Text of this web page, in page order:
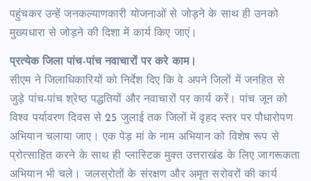
पहुंचकर उन्हें जनकल्याणकारी योजनाओं से जोड़ने के साथ ही उनको
मुख्यधारा से जोड़ने की दिशा में कार्य किए जाएं।
प्रत्येक जिला पांच-पांच नवाचारों पर करे काम।
सीएम ने जिलाधिकारियों को निर्देश दिए कि वे अपने जिलों में जनहित से
जुड़े पांच-पांच श्रेष्ठ पद्धतियों और नवाचारों पर कार्य करें। पांच जून को
विश्व पर्यावरण दिवस से 25 जुलाई तक जिलों में वृहद स्तर पर पौधारोपण
अभियान चलाया जाए। एक पेड़ मां के नाम अभियान को विशेष रूप से
प्रोत्साहित करने के साथ ही प्लास्टिक मुक्त उत्तराखंड के लिए जागरूकता
अभियान भी चले। जलस्रोतों के संरक्षण और अमृत सरोवरों की कार्य